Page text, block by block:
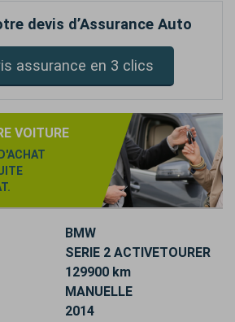
devis d’Assurance Auto
assurance en 3 clics
VOITURE
BMW
SERIE 2 ACTIVETOURER
129900 km
MANUELLE
2014